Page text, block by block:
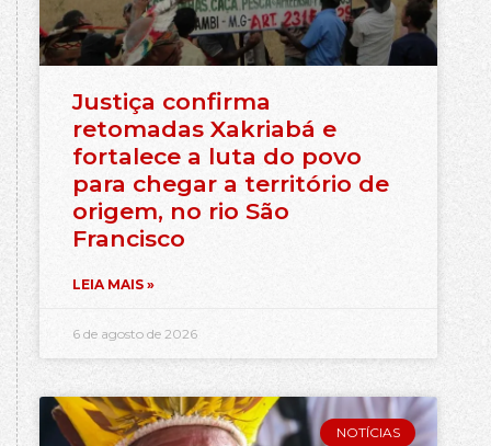
Justiça confirma
retomadas Xakriabá e
fortalece a luta do povo
para chegar a território de
origem, no rio São
Francisco
LEIA MAIS »
6 de agosto de 2026
NOTÍCIAS